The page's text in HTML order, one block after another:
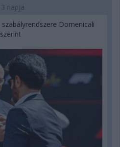
3 napja
Domenicali
szerint